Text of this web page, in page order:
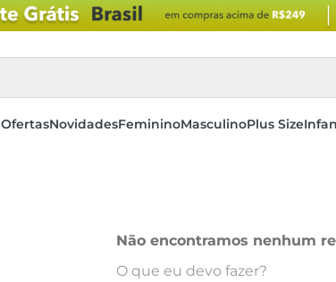
OfertasNovidadesFemininoMasculinoPlus Size
Não encontramos nenhum
O que eu devo fazer?